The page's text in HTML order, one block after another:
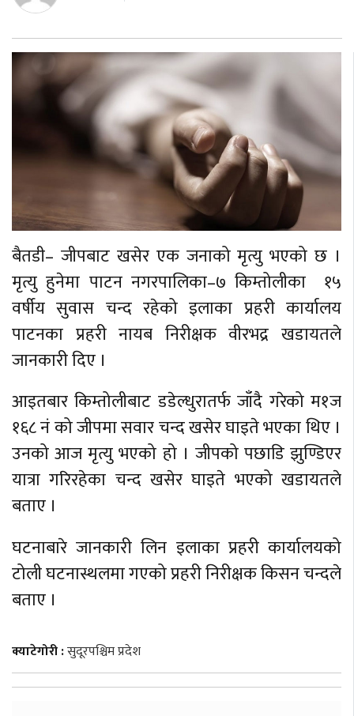
यूरोप
बेलायत
जापान
बैतडी– जीपबाट खसेर एक जनाको मृत्यु भएको छ ।
मृत्यु हुनेमा पाटन नगरपालिका–७ किम्तोलीका १५
वर्षीय सुवास चन्द रहेको इलाका प्रहरी कार्यालय
पाटनका प्रहरी नायब निरीक्षक वीरभद्र खडायतले
जानकारी दिए ।
आइतबार किम्तोलीबाट डडेल्धुरातर्फ जाँदै गरेको म१ज
१६८ नं को जीपमा सवार चन्द खसेर घाइते भएका थिए ।
उनको आज मृत्यु भएको हो । जीपको पछाडि झुण्डिएर
यात्रा गरिरहेका चन्द खसेर घाइते भएको खडायतले
बताए ।
घटनाबारे जानकारी लिन इलाका प्रहरी कार्यालयको
टोली घटनास्थलमा गएको प्रहरी निरीक्षक किसन चन्दले
बताए ।
क्याटेगोरी :सुदूरपश्चिम प्रदेश